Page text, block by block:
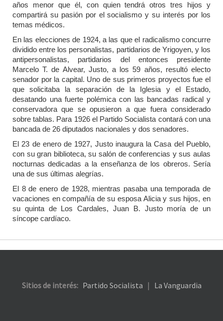
años menor que él, con quien tendrá otros tres hijos y
compartirá su pasión por el socialismo y su interés por los
temas médicos.
En las elecciones de 1924, a las que el radicalismo concurre
dividido entre los personalistas, partidarios de Yrigoyen, y los
antipersonalistas, partidarios del entonces presidente
Marcelo T. de Alvear, Justo, a los 59 años, resultó electo
senador por la capital. Uno de sus primeros proyectos fue el
que solicitaba la separación de la Iglesia y el Estado,
desatando una fuerte polémica con las bancadas radical y
conservadora que se opusieron a que fuera considerado
sobre tablas. Para 1926 el Partido Socialista contará con una
bancada de 26 diputados nacionales y dos senadores.
El 23 de enero de 1927, Justo inaugura la Casa del Pueblo,
con su gran biblioteca, su salón de conferencias y sus aulas
nocturnas dedicadas a la enseñanza de los obreros. Sería
una de sus últimas alegrías.
El 8 de enero de 1928, mientras pasaba una temporada de
vacaciones en compañía de su esposa Alicia y sus hijos, en
su quinta de Los Cardales, Juan B. Justo moría de un
síncope cardíaco.
Sitios de interés: Partido Socialista | La Vanguardia